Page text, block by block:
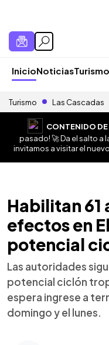
InicioNoticiasTurismo
Turismo Las Cascadas
CONTENIDO
pasado! 🚀 Da el salto a
invitamos a visitar el
Habilitan 61
efectos en
potencial
Las autoridades
potencial ciclón
espera ingrese a
domingo y el lunes.